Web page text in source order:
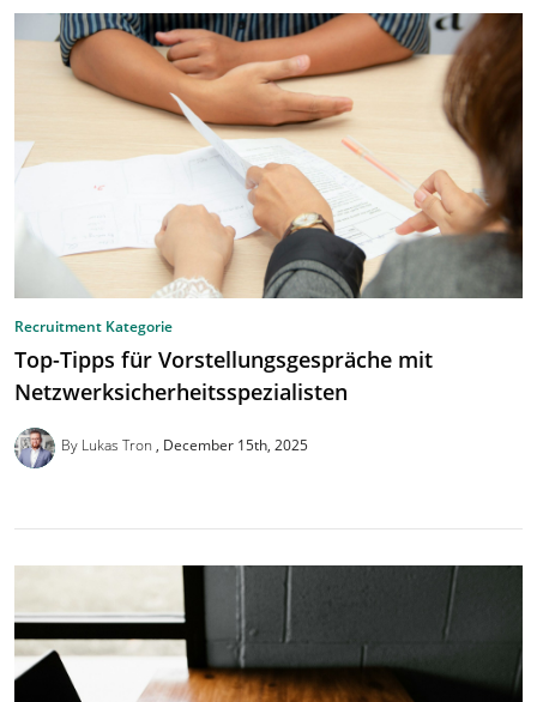
Recruitment Kategorie
Top-Tipps für Vorstellungsgespräche mit
Netzwerksicherheitsspezialisten
By Lukas Tron December 15th, 2025